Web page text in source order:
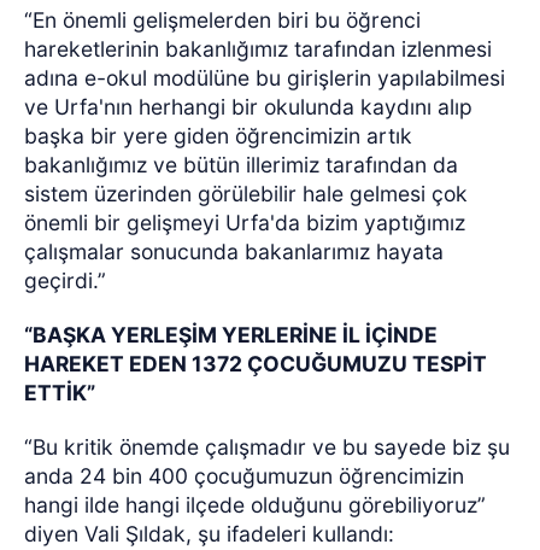
“En önemli gelişmelerden biri bu öğrenci
hareketlerinin bakanlığımız tarafından izlenmesi
adına e-okul modülüne bu girişlerin yapılabilmesi
ve Urfa'nın herhangi bir okulunda kaydını alıp
başka bir yere giden öğrencimizin artık
bakanlığımız ve bütün illerimiz tarafından da
sistem üzerinden görülebilir hale gelmesi çok
önemli bir gelişmeyi Urfa'da bizim yaptığımız
çalışmalar sonucunda bakanlarımız hayata
geçirdi.”
“BAŞKA YERLEŞİM YERLERİNE İL İÇİNDE
HAREKET EDEN 1372 ÇOCUĞUMUZU TESPİT
ETTİK”
“Bu kritik önemde çalışmadır ve bu sayede biz şu
anda 24 bin 400 çocuğumuzun öğrencimizin
hangi ilde hangi ilçede olduğunu görebiliyoruz”
diyen Vali Şıldak, şu ifadeleri kullandı: